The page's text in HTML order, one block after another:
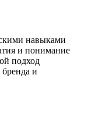
навыками
и понимание
подход
бренда и